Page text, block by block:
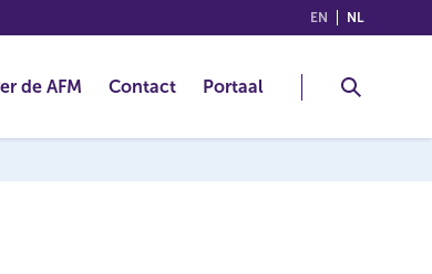
EN (ENGLISH)
NL
de AFM Contact Portaal